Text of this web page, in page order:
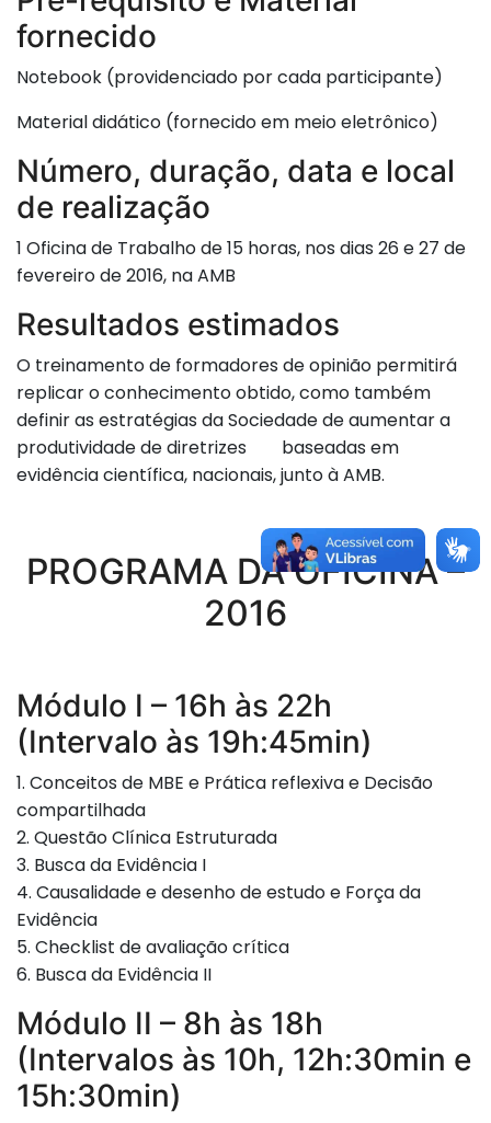
fornecido
Notebook (providenciado por cada participante)
Material didático (fornecido em meio eletrônico)
Número, duração, data e local
de realização
1 Oficina de Trabalho de 15 horas, nos dias 26 e 27 de
fevereiro de 2016, na AMB
Resultados estimados
O treinamento de formadores de opinião permitirá
replicar o conhecimento obtido, como também
definir as estratégias da Sociedade de aumentar a
produtividade de diretrizes baseadas em
evidência científica, nacionais, junto à AMB.
PROGRAMA DA OFICINA –
2016
Módulo I – 16h às 22h
(Intervalo às 19h:45min)
1. Conceitos de MBE e Prática reflexiva e Decisão
compartilhada
2. Questão Clínica Estruturada
3. Busca da Evidência I
4. Causalidade e desenho de estudo e Força da
Evidência
5. Checklist de avaliação crítica
6. Busca da Evidência II
Módulo II – 8h às 18h
(Intervalos às 10h, 12h:30min e
15h:30min)